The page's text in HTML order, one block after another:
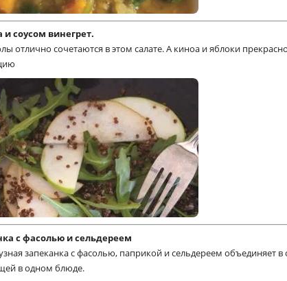
соусом винегрет.
отлично сочетаются в этом салате. А киноа и яблоки
с фасолью и сельдереем
запеканка с фасолью, паприкой и сельдереем объединяет в
в одном блюде.